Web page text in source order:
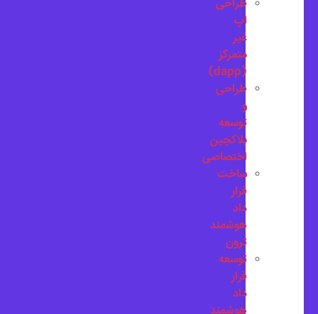
طراحی
اپ
غیر
متمرکز
طراحی
توسعه
بلاکچین
اختصاصی
ساخت
قرار
داد
هوشمند
ترون
توسعه
قرار
داد